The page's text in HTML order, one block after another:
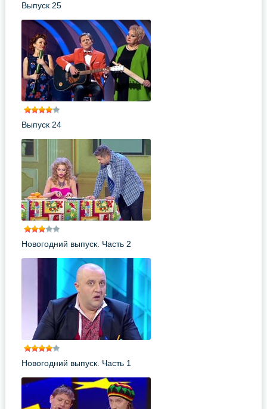
Выпуск 25
Выпуск 24
Новогодний выпуск. Часть 2
Новогодний выпуск. Часть 1